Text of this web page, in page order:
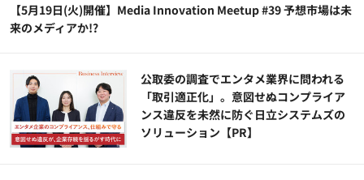
【5月19日(火)開催】Media Innovation Meetup #39 予想市場は未
来のメディアか!?
公​​取委の調査でエンタメ業界に問われる
「取引適正化」。意図せぬコンプライア
ンス違反を未然に防ぐ日立システムズの
ソリューション​【PR】